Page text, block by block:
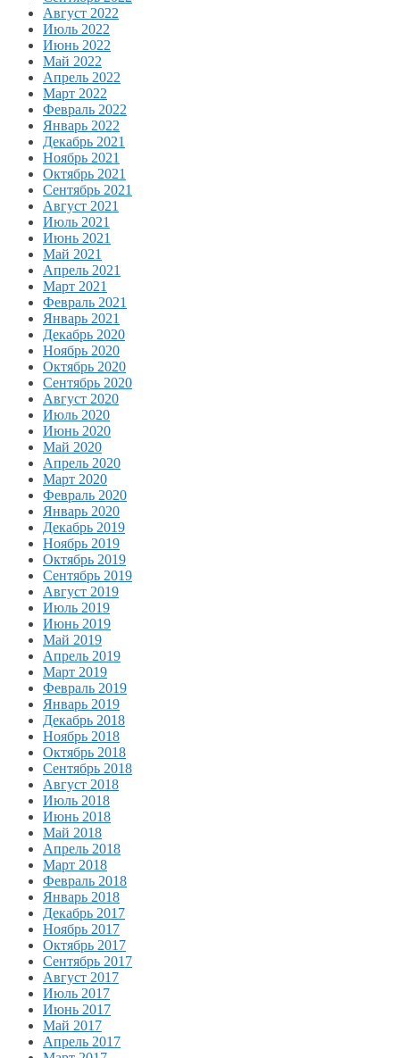
Август 2022
Июль 2022
Июнь 2022
Май 2022
Апрель 2022
Март 2022
Февраль 2022
Январь 2022
Декабрь 2021
Ноябрь 2021
Октябрь 2021
Сентябрь 2021
Август 2021
Июль 2021
Июнь 2021
Май 2021
Апрель 2021
Март 2021
Февраль 2021
Январь 2021
Декабрь 2020
Ноябрь 2020
Октябрь 2020
Сентябрь 2020
Август 2020
Июль 2020
Июнь 2020
Май 2020
Апрель 2020
Март 2020
Февраль 2020
Январь 2020
Декабрь 2019
Ноябрь 2019
Октябрь 2019
Сентябрь 2019
Август 2019
Июль 2019
Июнь 2019
Май 2019
Апрель 2019
Март 2019
Февраль 2019
Январь 2019
Декабрь 2018
Ноябрь 2018
Октябрь 2018
Сентябрь 2018
Август 2018
Июль 2018
Июнь 2018
Май 2018
Апрель 2018
Март 2018
Февраль 2018
Январь 2018
Декабрь 2017
Ноябрь 2017
Октябрь 2017
Сентябрь 2017
Август 2017
Июль 2017
Июнь 2017
Май 2017
Апрель 2017